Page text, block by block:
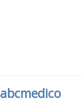
abcmedico